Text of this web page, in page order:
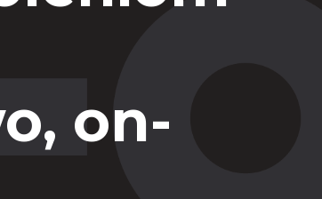
on-